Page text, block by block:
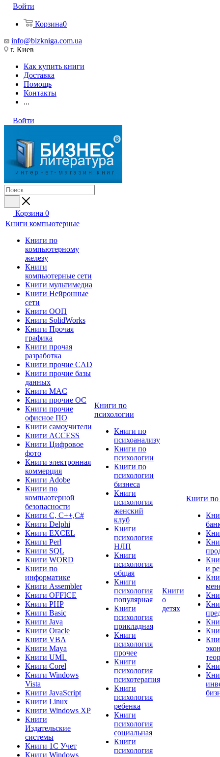
Войти
Корзина0
info@bizkniga.com.ua
г. Киев
Как купить книги
Доставка
Помощь
Контакты
...
Войти
Корзина 0
Книги компьютерные
Книги по
компьютерному
железу
Книги
компьютерные сети
Книги мультимедиа
Книги Нейронные
сети
Книги ООП
Книги SolidWorks
Книги Прочая
графика
Книги прочая
разработка
Книги прочие CAD
Книги прочие базы
данных
Книги MAC
Книги прочие ОС
Книги прочие
офисное ПО
Книги самоучители
Книги ACCESS
Книги Цифровое
фото
Книги электронная
коммерция
Книги Adobe
Книги по
компьютерной
безопасности
Книги C, C++,С#
Книги Delphi
Книги EXCEL
Книги Perl
Книги SQL
Книги WORD
Книги по
информатике
Книги Assembler
Книги OFFICE
Книги PHP
Книги Basic
Книги Java
Книги Oracle
Книги VBA
Книги Maya
Книги UML
Книги Corel
Книги Windows
Vista
Книги JavaScript
Книги Linux
Книги Windows XP
Книги
Издательские
системы
Книги 1C Учет
Книги Windows
Книги по
психологии
Книги по
психоанализу
Книги по
психологии
Книги по
психологии
бизнеса
Книги
психология
женский
клуб
Книги
психология
НЛП
Книги
психология
общая
Книги
психология
популярная
Книги
психология
прикладная
Книги
психология
прочее
Книги
психология
психотерапия
Книги
психология
ребенка
Книги
психология
социальная
Книги
психология
Книги
о
детях
Книги по
и